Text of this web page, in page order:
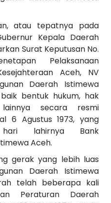
atau tepatnya pada
Kepala Daerah
Surat Keputusan No.
Pelaksanaan
Aceh, NV
Daerah Istimewa
bentuk hukum, hak
secara resmi
6 Agustus 1973, yang
lahirnya Bank
Aceh.
gerak yang lebih luas
Daerah Istimewa
telah beberapa kali
Peraturan Daerah